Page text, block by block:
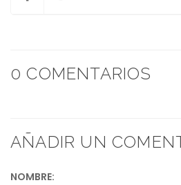
0 COMENTARIOS
AÑADIR UN
NOMBRE: